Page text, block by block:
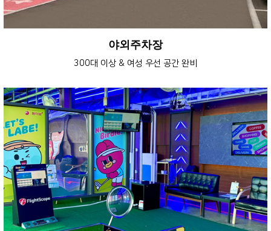
야외주차장
300대 이상 & 여성 우선 공간 완비